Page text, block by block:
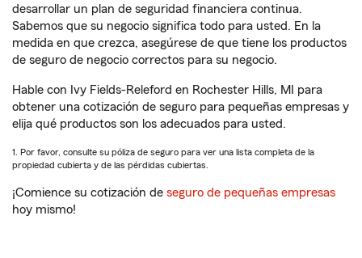
desarrollar un plan de seguridad financiera continua.
Sabemos que su negocio significa todo para usted. En la
medida en que crezca, asegúrese de que tiene los productos
de seguro de negocio correctos para su negocio.
Hable con Ivy Fields-Releford en Rochester Hills, MI para
obtener una cotización de seguro para pequeñas empresas y
elija qué productos son los adecuados para usted.
1. Por favor, consulte su póliza de seguro para ver una lista completa de la
propiedad cubierta y de las pérdidas cubiertas.
¡Comience su cotización de seguro de pequeñas empresas
hoy mismo!